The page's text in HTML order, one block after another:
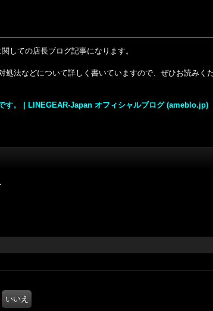
しての店長ブログ記事になります。
法などについて詳しく書いていますので、ぜひお読みくだ
す。 | LINEGEAR-Japan オフィシャルブログ (ameblo.jp)